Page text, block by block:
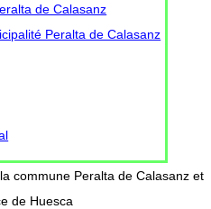
de Calasanz
Peralta de Calasanz
commune Peralta de Calasanz et
de Huesca